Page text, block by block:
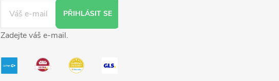
PŘIHLÁSIT SE
Zadejte váš e-mail.